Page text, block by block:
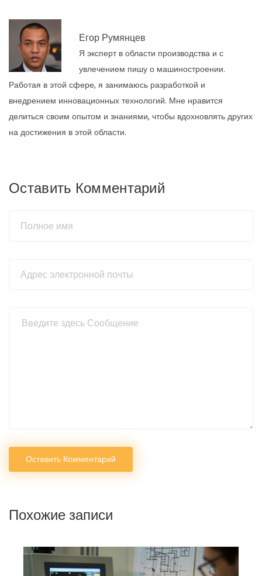
Егор Румянцев
Я эксперт в области производства и с
увлечением пишу о машиностроении.
Работая в этой сфере, я занимаюсь разработкой и
внедрением инновационных технологий. Мне нравится
делиться своим опытом и знаниями, чтобы вдохновлять других
на достижения в этой области.
Оставить Комментарий
Оставить Комментарий
Похожие записи